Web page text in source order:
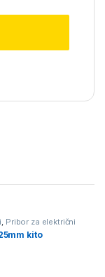
, Pribor za električni
kito